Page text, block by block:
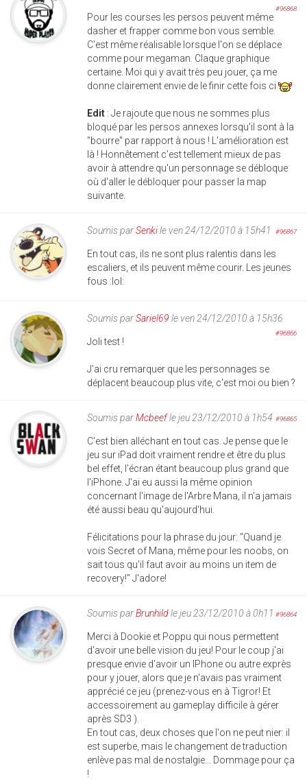
#96868
Pour les courses les persos peuvent même
dasher et frapper comme bon vous semble.
C'est même réalisable lorsque l'on se déplace
comme pour megaman. Claque graphique
certaine. Moi qui y avait très peu jouer, ça me
donne clairement envie de le finir cette fois ci
Edit : Je rajoute que nous ne sommes plus
bloqué par les persos annexes lorsqu'il sont à la
"bourre" par rapport à nous ! L'amélioration est
là ! Honnêtement c'est tellement mieux de pas
avoir à attendre qu'un personnage se débloque
où d'aller le débloquer pour passer la map
suivante.
Soumis parSenkile ven 24/12/2010 à 15h41 #96867
En tout cas, ils ne sont plus ralentis dans les
escaliers, et ils peuvent même courir. Les jeunes
fous :lol:
Soumis parSariel69 le ven 24/12/2010 à 15h36
#96866
Joli test !
J'ai cru remarquer que les personnages se
déplacent beaucoup plus vite, c'est moi ou bien ?
Soumis parMcbeefle jeu 23/12/2010 à 1h54 #96865
C'est bien alléchant en tout cas. Je pense que le
jeu sur iPad doit vraiment rendre et être du plus
bel effet, l'écran étant beaucoup plus grand que
l'iPhone. J'ai eu aussi la même opinion
concernant l'image de l'Arbre Mana, il n'a jamais
été aussi beau qu'aujourd'hui.
Félicitations pour la phrase du jour: "Quand je
vois Secret of Mana, même pour les noobs, on
sait tous qu'il faut avoir au moins un item de
recovery!" J'adore!
Soumis parBrunhildle jeu 23/12/2010 à 0h11 #96864
Merci à Dookie et Poppu qui nous permettent
d'avoir une belle vision du jeu! Pour le coup j'ai
presque envie d'avoir un IPhone ou autre exprès
pour y jouer, alors que je n'avais pas vraiment
apprécié ce jeu (prenez-vous en à Tigror! Et
accessoirement au gameplay difficile à gérer
après SD3 ).
En tout cas, deux choses que l'on ne peut nier: il
est superbe, mais le changement de traduction
enlève pas mal de nostalgie... Dommage pour ça
!